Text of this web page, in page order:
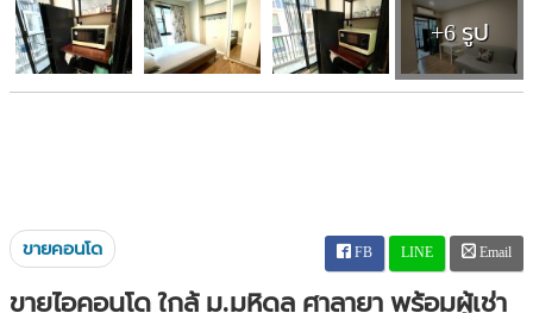
+6 รูป
ขายคอนโด FB LINE Email
ขายไอคอนโด ใกล้ ม.มหิดล ศาลายา พร้อมผู้เช่า